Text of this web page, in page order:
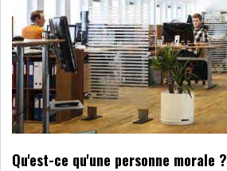
Qu'est-ce qu'une personne morale ?